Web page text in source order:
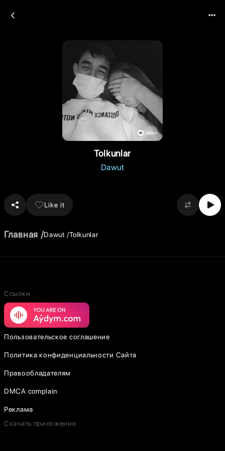
Tolkunlar
Dawut
Like it
Главная Dawut Tolkunlar
Ссылки
Пользовательское соглашение
Политика конфиденциальности Сайта
Правообладателям
DMCA complain
Реклама
Скачать приложение